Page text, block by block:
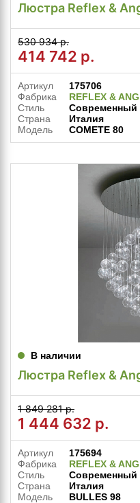
Люстра Reflex &
530 934 р.
414 742 р.
Артикул
175706
Фабрика
REFLEX &
Стиль
Современный
Страна
Италия
Модель
COMETE 80
В наличии
Люстра Reflex &
1 849 281 р.
1 444 632 р.
Артикул
175694
Фабрика
REFLEX &
Стиль
Современный
Страна
Италия
Модель
BULLES 98